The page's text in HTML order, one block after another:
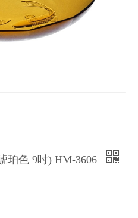
珀色 9吋) HM-3606